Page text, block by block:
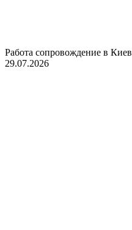
Работа сопровождение в
29.07.2026